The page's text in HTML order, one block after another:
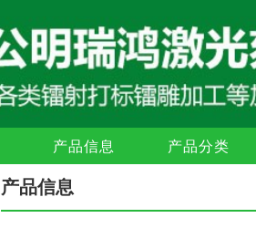
产品信息 产品分类
产品信息